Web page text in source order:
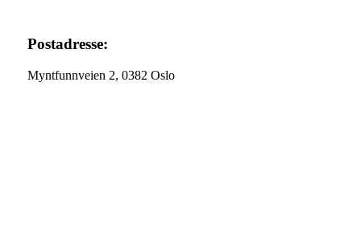
Postadresse:
Myntfunnveien 2, 0382 Oslo